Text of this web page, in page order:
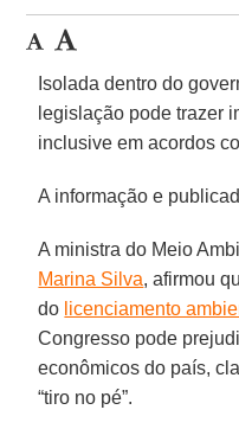
Isolada dentro do
legislação pode trazer
inclusive em acordos
A informação e
A ministra do Meio
Marina Silva, afirmou
do licenciamento
Congresso pode
econômicos do país,
“tiro no pé”.